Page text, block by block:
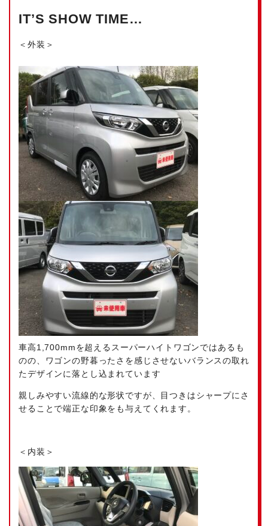
IT’S SHOW TIME…
＜外装＞
車高1,700mmを超えるスーパーハイトワゴンではあるも
のの、ワゴンの野暮ったさを感じさせないバランスの取れ
たデザインに落とし込まれています
親しみやすい流線的な形状ですが、目つきはシャープにさ
せることで端正な印象をも与えてくれます。
＜内装＞